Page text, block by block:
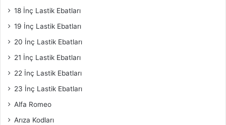
18 İnç Lastik Ebatları
19 İnç Lastik Ebatları
20 İnç Lastik Ebatları
21 İnç Lastik Ebatları
22 İnç Lastik Ebatları
23 İnç Lastik Ebatları
Alfa Romeo
Arıza Kodları